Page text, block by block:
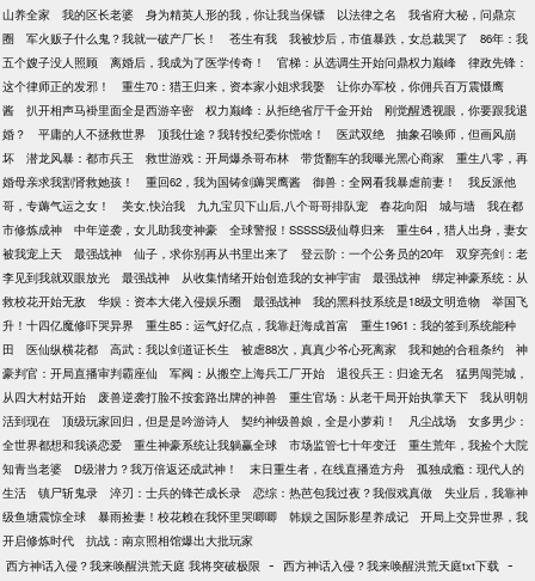
山养全家
我的区长老婆 身为精英人形的我，你让我当保镖 以法律之名
我省府大秘，问鼎京
圈
军火贩子什么鬼？我就一破产厂长！ 苍生有我 我被炒后，市值暴跌，女总裁哭了
86年：我
五个嫂子没人照顾
离婚后，我成为了医学传奇！ 官梯：从选调生开始问鼎权力巅峰
律政先锋：
这个律师正的发邪！
重生70：猎王归来，资本家小姐求我娶
让你办军校，你佣兵百万震慑鹰
酱
扒开相声马褂里面全是西游辛密 权力巅峰：从拒绝省厅千金开始
刚觉醒透视眼，你要跟我退
婚？
平庸的人不拯救世界 顶我仕途？我转投纪委你慌啥！ 医武双绝
抽象召唤师，但画风崩
坏
潜龙风暴：都市兵王 救世游戏：开局爆杀哥布林 带货翻车的我曝光黑心商家
重生八零，再
婚母亲求我割肾救她孩！
重回62，我为国铸剑薅哭鹰酱 御兽：全网看我暴虐前妻！
我反派他
哥，专薅气运之女！
美女,快治我 九九宝贝下山后,八个哥哥排队宠 春花向阳 城与墙
我在都
市修炼成神
中年逆袭，女儿助我变神豪 全球警报！SSSSS级仙尊归来
重生64，猎人出身，妻女
被我宠上天
最强战神 仙子，求你别再从书里出来了 登云阶：一个公务员的20年
双穿亮剑：老
李见到我就双眼放光
最强战神 从收集情绪开始创造我的女神宇宙 最强战神
绑定神豪系统：从
救校花开始无敌
华娱：资本大佬入侵娱乐圈 最强战神 我的黑科技系统是18级文明造物
举国飞
升！十四亿魔修吓哭异界
重生85：运气好亿点，我靠赶海成首富
重生1961：我的签到系统能种
田
医仙纵横花都 高武：我以剑道证长生 被虐88次，真真少爷心死离家 我和她的合租条约
神
豪判官：开局直播审判霸座仙
军阀：从搬空上海兵工厂开始 退役兵王：归途无名
猛男闯莞城，
从四大村姑开始
废兽逆袭打脸不按套路出牌的神兽 重生官场：从老干局开始执掌天下
我从明朝
活到现在
顶级玩家回归，但是是吟游诗人 契约神级兽娘，全是小萝莉！ 凡尘战场
女多男少：
全世界都想和我谈恋爱
重生神豪系统让我躺赢全球 市场监管七十年变迁
重生荒年，我捡个大院
知青当老婆
D级潜力？我万倍返还成武神！ 末日重生者，在线直播造方舟
孤独成瘾：现代人的
生活
镇尸斩鬼录 淬刃：士兵的锋芒成长录 恋综：热芭包我过夜？我假戏真做
失业后，我靠神
级鱼塘震惊全球
暴雨捡妻！校花赖在我怀里哭唧唧 韩娱之国际影星养成记
开局上交异世界，我
开启修炼时代
抗战：南京照相馆爆出大批玩家
西方神话入侵？我来唤醒洪荒天庭 我将突破极限 - 西方神话入侵？我来唤醒洪荒天庭txt下载 -